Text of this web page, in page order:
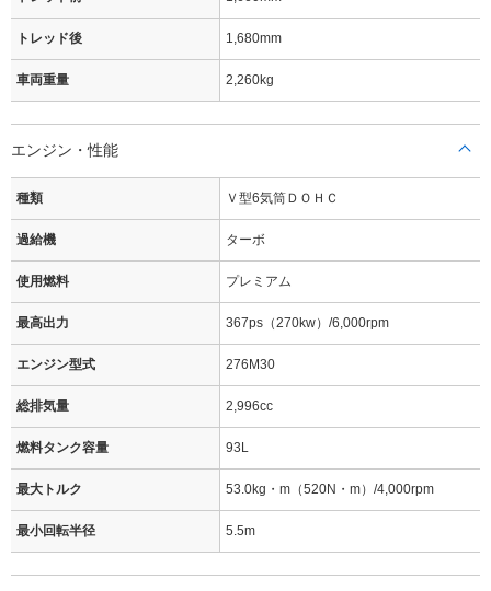
トレッド後 1,680mm
車両重量 2,260kg
エンジン・性能
種類 Ｖ型6気筒ＤＯＨＣ
過給機 ターボ
使用燃料 プレミアム
最高出力 367ps（270kw）/6,000rpm
エンジン型式 276M30
総排気量 2,996cc
燃料タンク容量 93L
最大トルク 53.0kg・m（520N・m）/4,000rpm
最小回転半径 5.5m